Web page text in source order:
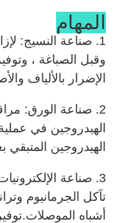
المهام
1. صناعة النسيج:
وقبل الصباغة ،
الإضرار بالألياف
2. صناعة الورق:
الهيدروجين في
الهيدروجين المتبقي
3. صناعة
تآكل الجرمانيوم
أشباه